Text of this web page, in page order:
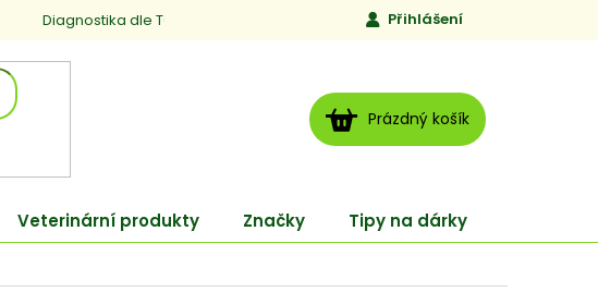
Diagnostika dle TCM Jen to, čemu věříme
Přihlášení
NÁKUPNÍ
KOŠÍK
Prázdný košík
Veterinární produkty Značky Tipy na dárky